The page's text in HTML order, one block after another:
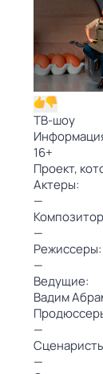
ТВ-шоу
16+
Проект,
Актеры:
—
—
Режиссеры:
—
Ведущие:
Вадим
—
—